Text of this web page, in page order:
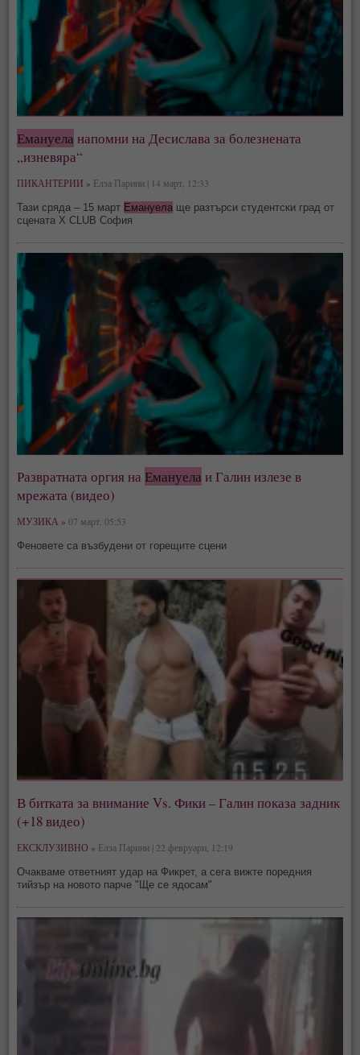
Емануела напомни на Десислава за болезнената
„изневяра“
ПИКАНТЕРИИ » Елза Парини | 14 март, 12:33
Тази сряда – 15 март Емануела ще разтърси студентски град от
сцената X CLUB София
Развратната оргия на Емануела и Галин излезе в
мрежата (видео)
МУЗИКА » 07 март, 05:53
Феновете са възбудени от горещите сцени
В битката за внимание Vs. Фики – Галин показа задник
(+18 видео)
ЕКСКЛУЗИВНО » Елза Парини | 22 февруари, 12:19
Очакваме ответният удар на Фикрет, а сега вижте поредния
тийзър на новото парче "Ще се ядосам"